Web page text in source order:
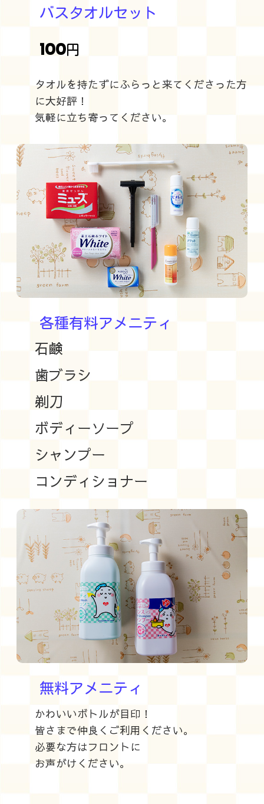
バスタオルセット
100円
タオルを持たずにふらっと来てくださった方
に大好評！
気軽に立ち寄ってください。
各種有料アメニティ
石鹸
歯ブラシ
剃刀
ボディーソープ
シャンプー
コンディショナー
無料アメニティ
かわいいボトルが目印！
皆さまで仲良くご利用ください。
必要な方はフロントに
お声がけください。